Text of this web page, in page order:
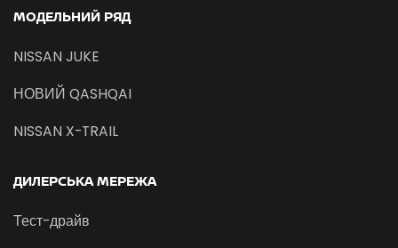
МОДЕЛЬНИЙ РЯД
NISSAN JUKE
НОВИЙ QASHQAI
NISSAN X-TRAIL
ДИЛЕРСЬКА МЕРЕЖА
Тест-драйв